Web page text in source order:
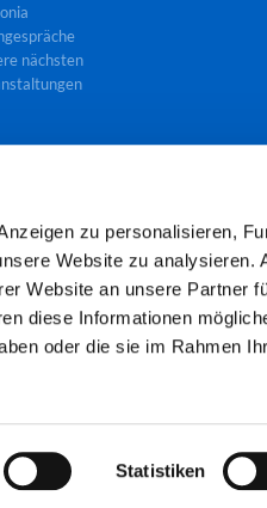
zu personalisieren,
Website zu analysieren.
Website an unsere Partner
diese Informationen
oder die sie im Rahmen
Statistiken
nächsten
Theodor-Heuss-Str.
Öffnungszeiten: Mo und Mi 8.00 -
Cookie-Richtlinie